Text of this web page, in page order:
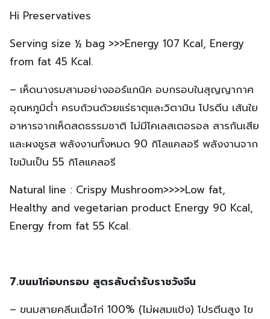
Hi Preservatives
Serving size ½ bag >>>Energy 107 Kcal, Energy
from fat 45 Kcal.
– เห็ดนางรมสามอย่างออร์แกนิค อบกรอบในสุญญากาศ
อุณหภูมิต่ำ ครบถ้วนด้วยแร่ธาตุและวิตามิน โปรตีน เส้นใย
อาหารจากเห็ดสดธรรมชาติ ไม่มีโคเลสเตอรอล สารกันเสีย
และผงชูรส พลังงานทั้งหมด 90 กิโลแคลอรี พลังงานจาก
ไขมันเป็น 55 กิโลแคลอรี
Natural line : Crispy Mushroom>>>>Low fat,
Healthy and vegetarian product Energy 90 Kcal,
Energy from fat 55 Kcal.
7.ขนมไก่อบกรอบ สูตรลับตำรับราชวังจีน
– ขนมสายคลีนเนื้อไก่ 100% (ไม่ผสมแป้ง) โปรตีนสูง ไข